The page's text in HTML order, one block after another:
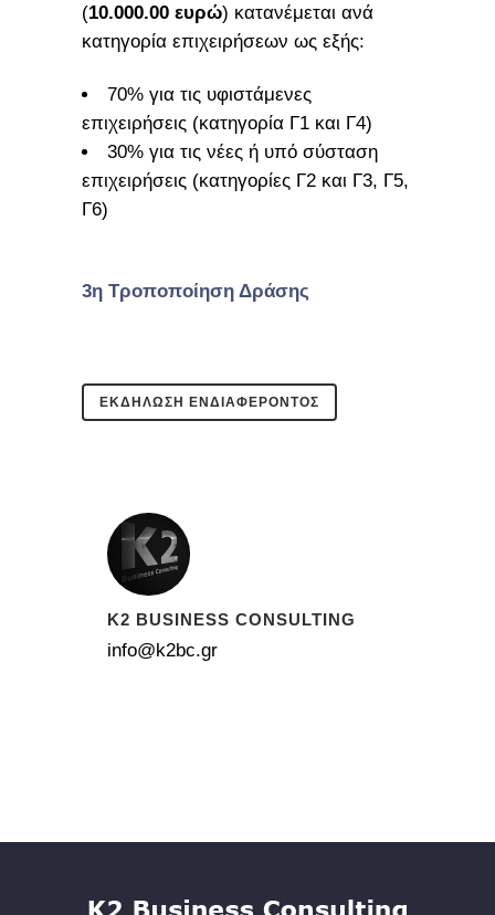
(10.000.00 ευρώ) κατανέμεται ανά
κατηγορία επιχειρήσεων ως εξής:
70% για τις υφιστάμενες
επιχειρήσεις (κατηγορία Γ1 και Γ4)
30% για τις νέες ή υπό σύσταση
επιχειρήσεις (κατηγορίες Γ2 και Γ3, Γ5,
Γ6)
3η Τροποποίηση Δράσης
ΕΚΔΗΛΩΣΗ ΕΝΔΙΑΦΕΡΟΝΤΟΣ
K2 BUSINESS CONSULTING
info@k2bc.gr